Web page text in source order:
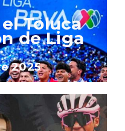
Toluca
de Liga
2025